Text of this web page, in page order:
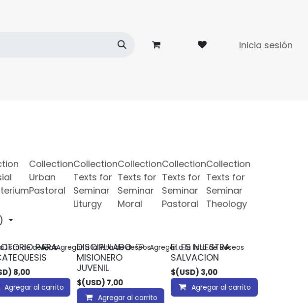
Inicia sesión
Collection
Urban
Pastoral
Collection
Texts for
Seminar
Liturgy
Collection
Texts for
Seminar
Moral
Collection
Texts for
Seminar
Pastoral
Collection
Texts for
Seminar
Theology
PARA
8,00
Agregar al carrito
lista de deseos
DISCIPULADO
MISIONERO
JUVENIL
$(USD) 7,00
Agregar al carrito
Agregar a la lista de deseos
EL ES NUESTRA
SALVACION
$(USD) 3,00
Agregar al carrito
Agregar a la lista de deseos